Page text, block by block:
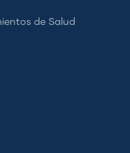
de Salud